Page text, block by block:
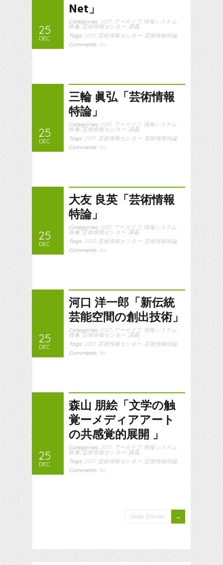
25
DEC
Net」
Categories: 2007, アーカイブ, 情報システム
映像 ,芸術情報センター 講義
Tags: 2007, 芸術情報センター 芸術情報特論
Comments: No
25
DEC
三輪 眞弘「芸術情報
特論」
Categories: 2007, アーカイブ, 情報システム
映像 ,芸術情報センター 講義
Tags: 2007, 芸術情報センター 芸術情報特論
Comments: No
25
DEC
大友 良英「芸術情報
特論」
Categories: 2007, アーカイブ, 情報システム
映像 ,芸術情報センター 講義
Tags: 2007, 芸術情報センター 芸術情報特論
Comments: No
25
DEC
河口 洋一郎「新伝統
芸能空間の創出技術」
Categories: 2007, アーカイブ, 情報システム
映像 ,芸術情報センター 講義
Tags: 2007, 芸術情報センター 芸術情報特論
Comments: No
25
DEC
森山 朋絵「文学の触
覚ーメディアアート
の共感覚的展開 」
Categories: 2007, アーカイブ, 情報システム
映像 ,芸術情報センター 講義
Tags: 2007, 芸術情報センター 芸術情報特論
Comments: No
Older Entries